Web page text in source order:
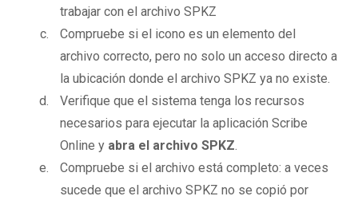
trabajar con el archivo SPKZ
Compruebe si el icono es un elemento del
archivo correcto, pero no solo un acceso directo a
la ubicación donde el archivo SPKZ ya no existe.
Verifique que el sistema tenga los recursos
necesarios para ejecutar la aplicación Scribe
Online y abra el archivo SPKZ.
Compruebe si el archivo está completo: a veces
sucede que el archivo SPKZ no se copió por